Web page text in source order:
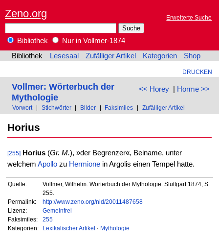
Zeno.org Erweiterte Suche
Bibliothek
Nur in Vollmer-1874
Bibliothek
Lesesaal Zufälliger Artikel Kategorien Shop
DRUCKEN
<< Horey| Horme >>
Vollmer: Wörterbuch der
Mythologie
Vorwort Stichwörter Bilder Faksimiles Zufälliger Artikel
Horius
[255] Horius(Gr. M.), »der Begrenzer«, Beiname, unter
welchem Apollozu Hermionein Argolis einen Tempel hatte.
Quelle:
Vollmer, Wilhelm: Wörterbuch der Mythologie. Stuttgart 1874, S.
255.
Permalink:
http://www.zeno.org/nid/20011487658
Lizenz:
Gemeinfrei
Faksimiles:
255
Kategorien:
Lexikalischer Artikel · Mythologie